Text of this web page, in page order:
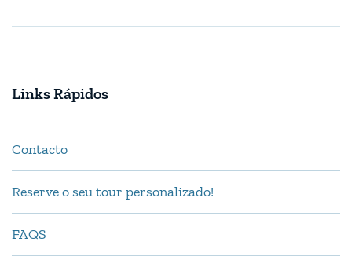
Links Rápidos
Contacto
Reserve o seu tour personalizado!
FAQS